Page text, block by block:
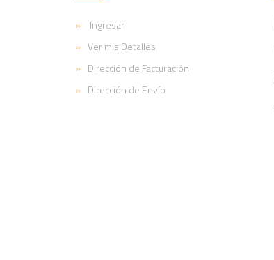
Ingresar
Ver mis Detalles
Dirección de Facturación
Dirección de Envío